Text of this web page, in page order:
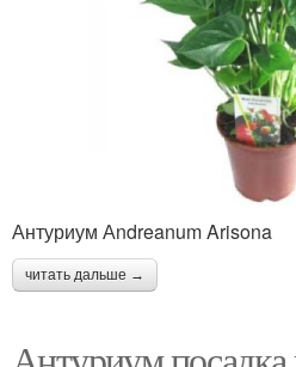
Антуриум Аndreanum Arisona
читать дальше →